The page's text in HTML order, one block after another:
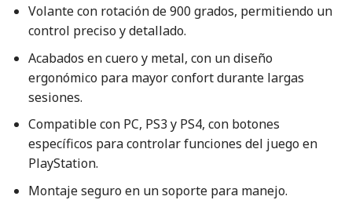
Volante con rotación de 900 grados, permitiendo un
control preciso y detallado.
Acabados en cuero y metal, con un diseño
ergonómico para mayor confort durante largas
sesiones.
Compatible con PC, PS3 y PS4, con botones
específicos para controlar funciones del juego en
PlayStation.
Montaje seguro en un soporte para manejo.